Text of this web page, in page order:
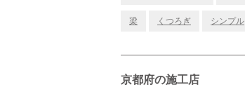
梁 くつろぎ シンプル
京都府の施工店